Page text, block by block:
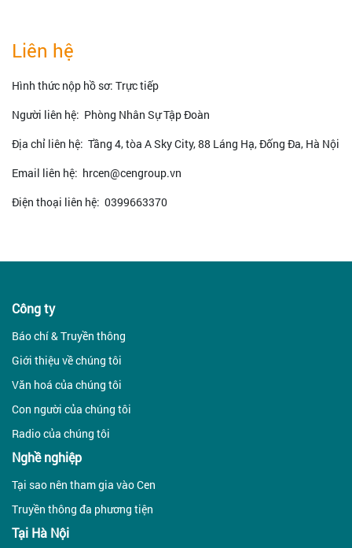
Liên hệ
Hình thức nộp hồ sơ: Trực tiếp
Người liên hệ: Phòng Nhân Sự Tập Đoàn
Địa chỉ liên hệ: Tầng 4, tòa A Sky City, 88 Láng Hạ, Đống Đa, Hà Nội
Email liên hệ: hrcen@cengroup.vn
Điện thoại liên hệ: 0399663370
Công ty
Báo chí & Truyền thông
Giới thiệu về chúng tôi
Văn hoá của chúng tôi
Con người của chúng tôi
Radio của chúng tôi
Nghề nghiệp
Tại sao nên tham gia vào Cen
Truyền thông đa phương tiện
Tại Hà Nội